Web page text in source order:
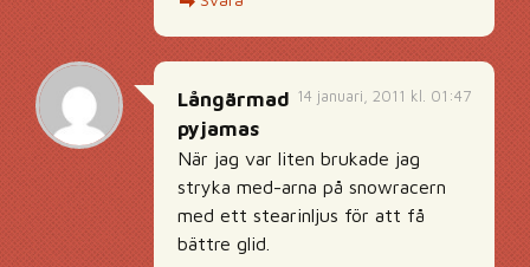
14 januari, 2011 kl. 01:47
Långärmad
pyjamas
När jag var liten brukade jag
stryka med-arna på snowracern
med ett stearinljus för att få
bättre glid.